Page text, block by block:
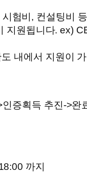
험비, 컨설팅비
지원됩니다. ex)
내에서 지원이
증획득 추진->완
까지